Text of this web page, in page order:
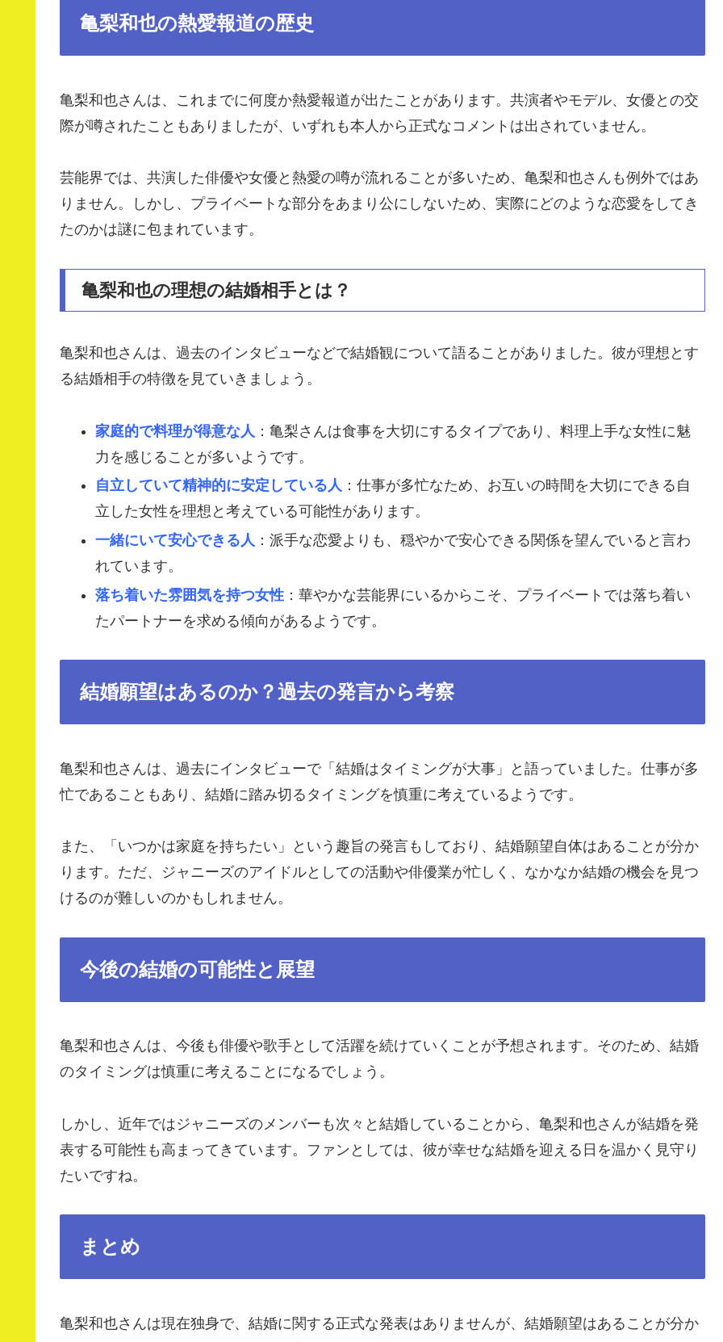
亀梨和也の熱愛報道の歴史
亀梨和也さんは、これまでに何度か熱愛報道が出たことがあります。共演者やモデル、女優との交
際が噂されたこともありましたが、いずれも本人から正式なコメントは出されていません。
芸能界では、共演した俳優や女優と熱愛の噂が流れることが多いため、亀梨和也さんも例外ではあ
りません。しかし、プライベートな部分をあまり公にしないため、実際にどのような恋愛をしてき
たのかは謎に包まれています。
亀梨和也の理想の結婚相手とは？
亀梨和也さんは、過去のインタビューなどで結婚観について語ることがありました。彼が理想とす
る結婚相手の特徴を見ていきましょう。
家庭的で料理が得意な人 ：亀梨さんは食事を大切にするタイプであり、料理上手な女性に魅
力を感じることが多いようです。
自立していて精神的に安定している人 ：仕事が多忙なため、お互いの時間を大切にできる自
立した女性を理想と考えている可能性があります。
一緒にいて安心できる人 ：派手な恋愛よりも、穏やかで安心できる関係を望んでいると言わ
れています。
落ち着いた雰囲気を持つ女性：華やかな芸能界にいるからこそ、プライベートでは落ち着い
たパートナーを求める傾向があるようです。
結婚願望はあるのか？過去の発言から考察
亀梨和也さんは、過去にインタビューで「結婚はタイミングが大事」と語っていました。仕事が多
忙であることもあり、結婚に踏み切るタイミングを慎重に考えているようです。
また、「いつかは家庭を持ちたい」という趣旨の発言もしており、結婚願望自体はあることが分か
ります。ただ、ジャニーズのアイドルとしての活動や俳優業が忙しく、なかなか結婚の機会を見つ
けるのが難しいのかもしれません。
今後の結婚の可能性と展望
亀梨和也さんは、今後も俳優や歌手として活躍を続けていくことが予想されます。そのため、結婚
のタイミングは慎重に考えることになるでしょう。
しかし、近年ではジャニーズのメンバーも次々と結婚していることから、亀梨和也さんが結婚を発
表する可能性も高まってきています。ファンとしては、彼が幸せな結婚を迎える日を温かく見守り
たいですね。
まとめ
亀梨和也さんは現在独身で、結婚に関する正式な発表はありませんが、結婚願望はあることが分か